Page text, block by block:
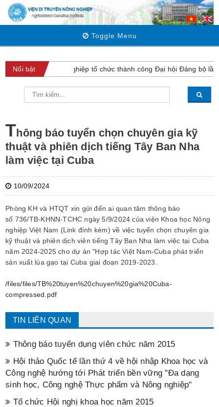
Toggle Menu
Nổi bật
Di truyền Nông nghiệp tổ chức thành công Đại hội Đảng bộ lần
Thông báo tuyển chọn chuyên gia kỹ
thuật và phiên dịch tiếng Tây Ban Nha
làm việc tại Cuba
10/09/2024
Phòng KH và HTQT xin gửi đến ai quan tâm thông báo
số 736/TB-KHNN-TCHC ngày 5/9/2024 của viện Khoa học Nông
nghiệp Việt Nam (Link đính kèm) về việc tuyển chọn chuyên gia
kỹ thuật và phiên dịch viên tiếng Tây Ban Nha làm việc tại Cuba
năm 2024-2025 cho dự án "Hợp tác Việt Nam-Cuba phát triển
sản xuất lúa gạo tại Cuba giai đoạn 2019-2023.
/files/files/TB%20tuyen%20chuyen%20gia%20Cuba-
compressed.pdf
TIN LIÊN QUAN
Thông báo tuyển dụng viên chức năm 2015
Hội thảo Quốc tế lần thứ 4 về hội nhập Khoa học và
Công nghệ hướng tới Phát triển bền vững "Đa dạng
sinh học, Công nghệ Thực phẩm và Nông nghiệp"
Tổ chức Hội nghị khoa học năm 2015